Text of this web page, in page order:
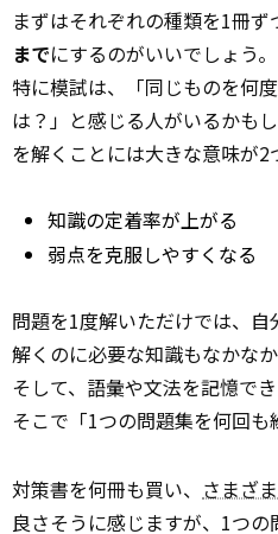
まずはそれぞれの種類を1冊ず
までにするのがいいでしょう。
特に模試は、「同じものを何
は？」と感じる人がいるかも
を解くことには大きな意味が2
知識の定着率が上がる
弱点を克服しやすくなる
問題を1度解いただけでは、
解くのに必要な知識もなかなか
そして、語彙や文法を記憶で
そこで「1つの問題集を何回も
対策書を何冊も買い、 さまざ
良さそうに感じますが、1つ